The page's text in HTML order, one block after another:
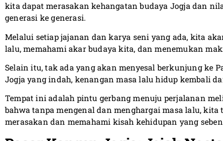
kita dapat merasakan kehangatan budaya Jogja dan
generasi ke generasi.
Melalui setiap jajanan dan karya seni yang ada, kita
lalu, memahami akar budaya kita, dan menemukan
Selain itu, tak ada yang akan menyesal berkunjung ke
Jogja yang indah, kenangan masa lalu hidup kembali
Tempat ini adalah pintu gerbang menuju perjalanan
bahwa tanpa mengenal dan menghargai masa lalu, kita
merasakan dan memahami kisah kehidupan yang